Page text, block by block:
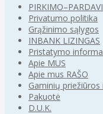
Privatumo politika
Grąžinimo sąlygos
INBANK LIZINGAS
Pristatymo
Apie MUS
Apie mus RAŠO
Gaminių
Pakuotė
D.U.K.